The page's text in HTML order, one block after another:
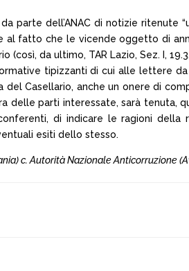
parte dell’ANAC di notizie
al fatto che le vicende oggetto di
da ultimo, TAR Lazio, Sez. I,
tipizzanti di cui alle lettere
Casellario, anche un onere di
delle parti interessate, sarà tenuta,
di indicare le ragioni della
esiti dello stesso.
c. Autorità Nazionale Anticorruzione